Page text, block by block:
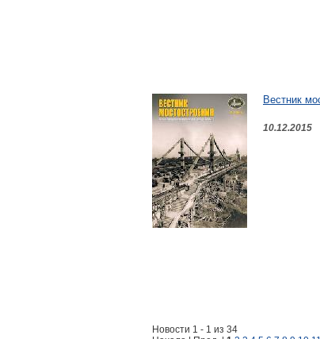
Вестник
10.12.2015
Новости 1 - 1 из 34